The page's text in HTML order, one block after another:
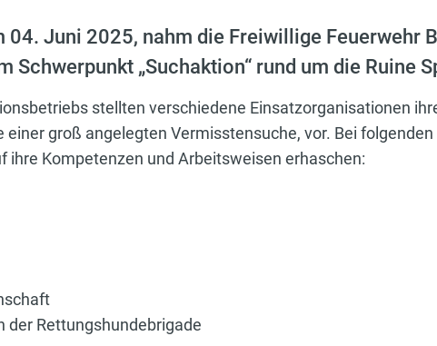
04. Juni 2025, nahm die Freiwillige Feuerwehr
Schwerpunkt „Suchaktion“ rund um die Ruine
stellten verschiedene Einsatzorganisationen
einer groß angelegten Vermisstensuche, vor. Bei
ihre Kompetenzen und Arbeitsweisen erhaschen:
der Rettungshundebrigade